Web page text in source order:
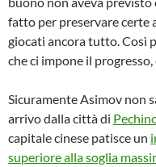
fatto per preservare certe
giocati ancora tutto. Così
che ci impone il
Sicuramente Asimov non
arrivo dalla città di
capitale cinese patisce un
superiore alla soglia